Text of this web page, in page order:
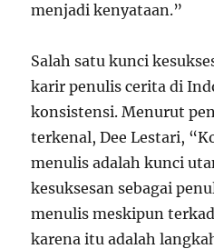
menjadi kenyataan.”
Salah satu kunci
karir penulis cerita di
konsistensi. Menurut
terkenal, Dee Lestari,
menulis adalah kunci
kesuksesan sebagai
menulis meskipun
karena itu adalah